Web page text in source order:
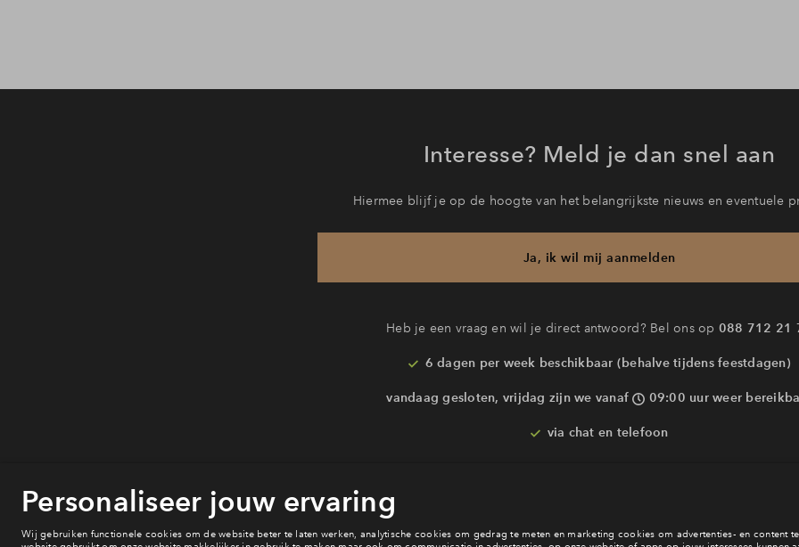
Interesse? Meld je dan snel aan
Hiermee blijf je op de hoogte van het belangrijkste nieuws en eventuele
Ja, ik wil mij aanmelden
Heb je een vraag en wil je direct antwoord? Bel ons op 088 712 21
6 dagen per week beschikbaar (behalve tijdens feestdagen)
vandaag gesloten, vrijdag zijn we vanaf 09:00 uur weer
via chat en telefoon